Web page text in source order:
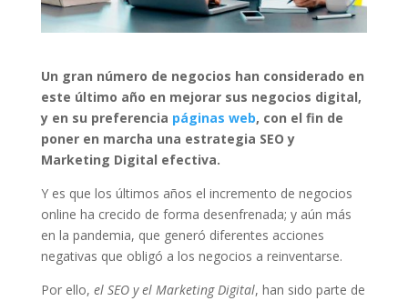
Un gran número de negocios han considerado en
este último año en mejorar sus negocios digital,
y en su preferencia páginas web, con el fin de
poner en marcha una estrategia SEO y
Marketing Digital efectiva.
Y es que los últimos años el incremento de negocios
online ha crecido de forma desenfrenada; y aún más
en la pandemia, que generó diferentes acciones
negativas que obligó a los negocios a reinventarse.
Por ello, el SEO y el Marketing Digital, han sido parte de